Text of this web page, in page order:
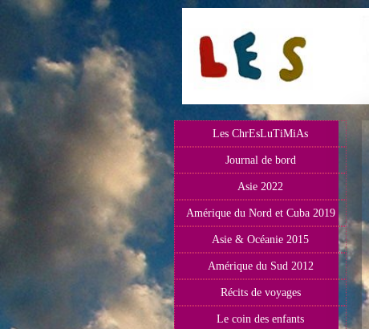
Les ChrEsLuTiMiAs
Journal de bord
Asie 2022
Amérique du Nord et Cuba 2019
Asie & Océanie 2015
Amérique du Sud 2012
Récits de voyages
Le coin des enfants